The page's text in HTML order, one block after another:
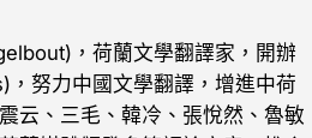
，荷蘭文學翻譯家，開辦
努力中國文學翻譯，增進中荷
云、三毛、韓冷、張悅然、魯敏